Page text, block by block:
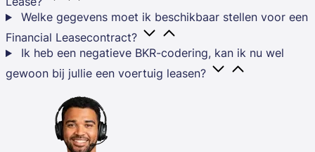
Welke gegevens moet ik beschikbaar stellen voor een
Financial Leasecontract?
Ik heb een negatieve BKR-codering, kan ik nu wel
gewoon bij jullie een voertuig leasen?